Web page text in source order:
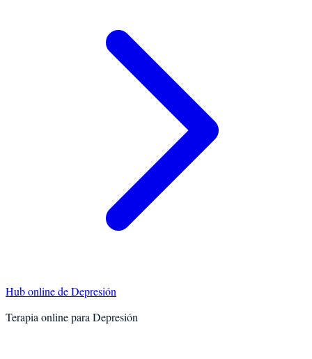
Hub online deDepresión
Terapia online para Depresión